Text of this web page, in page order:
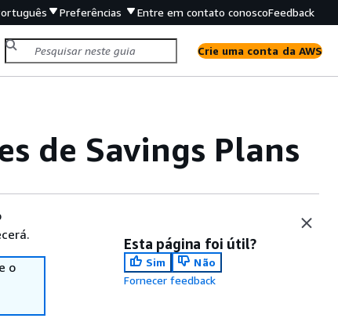
Preferências Entre em contato conoscoFeedback
Crie uma conta da AWS
de Savings Plans
o
Esta página foi útil?
Sim
Não
Fornecer feedback